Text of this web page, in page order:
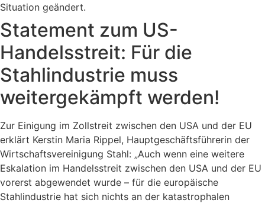
Situation geändert.
Statement zum US-
Handelsstreit: Für die
Stahlindustrie muss
weitergekämpft werden!
Zur Einigung im Zollstreit zwischen den USA und der EU
erklärt Kerstin Maria Rippel, Hauptgeschäftsführerin der
Wirtschaftsvereinigung Stahl: „Auch wenn eine weitere
Eskalation im Handelsstreit zwischen den USA und der EU
vorerst abgewendet wurde – für die europäische
Stahlindustrie hat sich nichts an der katastrophalen